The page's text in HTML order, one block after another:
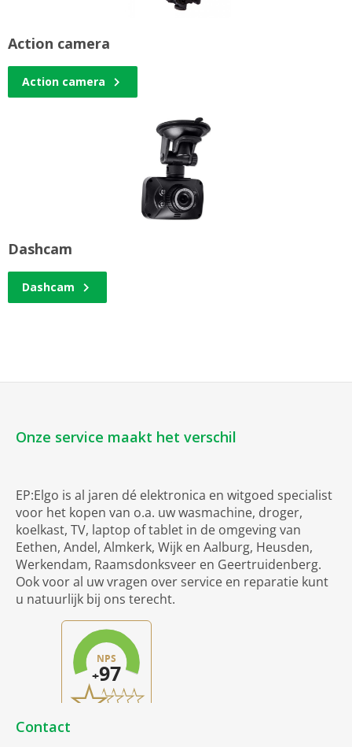
Action camera
Action camera
Dashcam
Dashcam
Onze service maakt het verschil
EP:Elgo is al jaren dé elektronica en witgoed specialist
voor het kopen van o.a. uw wasmachine, droger,
koelkast, TV, laptop of tablet in de omgeving van
Eethen, Andel, Almkerk, Wijk en Aalburg, Heusden,
Werkendam, Raamsdonksveer en Geertruidenberg.
Ook voor al uw vragen over service en reparatie kunt
u natuurlijk bij ons terecht.
Contact